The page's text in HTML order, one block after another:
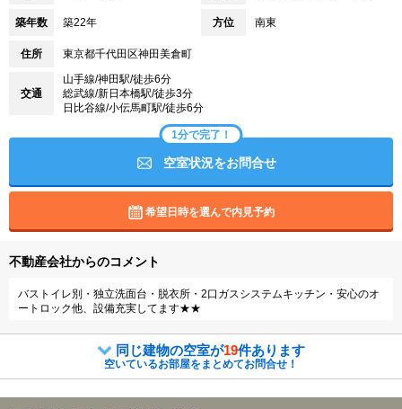
築年数 築22年 方位 南東
住所 東京都千代田区神田美倉町
交通
山手線/神田駅/徒歩6分
総武線/新日本橋駅/徒歩3分
日比谷線/小伝馬町駅/徒歩6分
1分で完了！
空室状況をお問合せ
希望日時を選んで内見予約
不動産会社からのコメント
バストイレ別・独立洗面台・脱衣所・2口ガスシステムキッチン・安心のオ
ートロック他、設備充実してます★★
同じ建物の空室が19件あります
空いているお部屋をまとめてお問合せ！